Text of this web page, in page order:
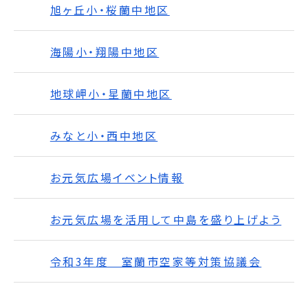
旭ヶ丘小・桜蘭中地区
海陽小・翔陽中地区
地球岬小・星蘭中地区
みなと小・西中地区
お元気広場イベント情報
お元気広場を活用して中島を盛り上げよう
令和3年度 室蘭市空家等対策協議会